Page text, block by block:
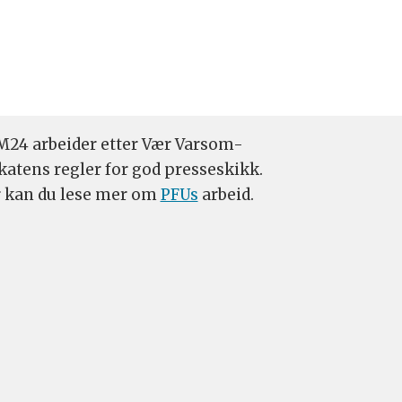
arbeider etter Vær Varsom-
regler for god presseskikk.
kan du lese mer omPFUs arbeid.